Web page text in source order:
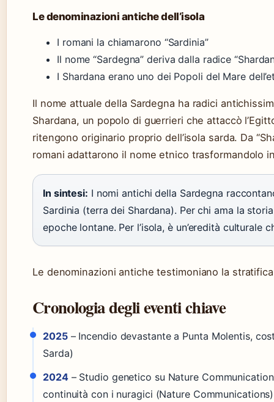
Le denominazioni antiche dell’isola
I romani la chiamarono “Sardinia”
Il nome “Sardegna” deriva dalla radice
I Shardana erano uno dei Popoli del Mare
Il nome attuale della Sardegna ha radici
Shardana, un popolo di guerrieri che attaccò
ritengono originario proprio dell’isola sarda. Da
romani adattarono il nome etnico trasformandolo
In sintesi: I nomi antichi della Sardegna
Sardinia (terra dei Shardana). Per chi ama la
epoche lontane. Per l’isola, è un’eredità culturale
Le denominazioni antiche testimoniano la
Cronologia degli eventi chiave
2025– Incendio devastante a Punta Molentis,
Sarda)
2024– Studio genetico su Nature
continuità con i nuragici (Nature Communications)